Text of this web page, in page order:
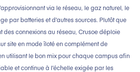
via le réseau, le gaz naturel, le
par batteries et d’autres sources. Plutôt que
des connexions au réseau, Crusoe déploie
site en mode îloté en complément de
utilisant le bon mix pour chaque campus afin
et continue à l’échelle exigée par les